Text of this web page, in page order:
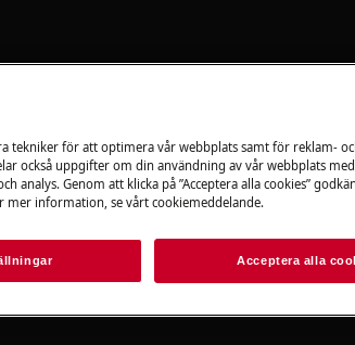
Är din
gärna. Alla
använder
erbjuder vi
Boka
tekniker för att optimera vår webbplats samt för reklam-
också uppgifter om din användning av vår webbplats
analys. Genom att klicka på ”Acceptera alla cookies”
mer information, se vårt cookiemeddelande.
Acceptera alla